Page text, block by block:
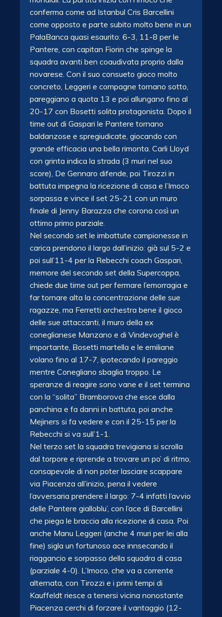
conferma come ad Istanbul Cris Barcellini
come opposto e parte subito molto bene in un
PalaBanca quasi esaurito: 6-3, 11-8 per le
Pantere, con capitan Fiorin che spinge la
squadra avanti ben coaudivata proprio dalla
novarese. Con il suo consueto gioco molto
concreto, Leggeri e compagne tornano sotto,
pareggiano a quota 13 e poi allungano fino al
20-17 con Bosetti solita protagonista. Dopo il
time out di Gaspari le Pantere tornano
baldanzose e spregiudicate, giocando con
grande efficacia una bella rimonta. Carli Lloyd
con grinta indica la strada (3 muri nel suo
score), De Gennaro difende, poi Tirozzi in
battuta impegna la ricezione di casa e l’Imoco
sorpassa e vince il set 25-21 con un muro
finale di Jenny Barazza che corona così un
ottimo primo parziale.
Nel secondo set le imbattute campionesse in
carica prendono il largo dall’inizio: già sul 5-2 e
poi sull’11-4 per la Rebecchi coach Gaspari,
memore del secondo set della Supercoppa,
chiede due time out per fermare l’emorragia e
far tornare alta la concentrazione delle sue
ragazze, ma Ferretti orchestra bene il gioco
delle sue attaccanti, il muro della ex
coneglianese Manzano e di Vindevoghel è
importante, Bosetti martella e le emiliane
volano fino al 17-7, ipotecando il pareggio
mentre Conegliano sbaglia troppo. Le
speranze di reagire sono vane e il set termina
con la “solita” Bramborova che esce dalla
panchina e fa danni in battuta, poi anche
Mejiners si fa vedere e con il 25-15 per la
Rebecchi si va sull’1-1.
Nel terzo set la squadra trevigiana si scrolla
dal torpore e riprende a trovare un po’ di ritmo,
consapevole di non poter lasciare scappare
via Piacenza all’inizio, pena il vedere
l’avversaria prendere il largo: 7-4 infatti l’avvio
delle Pantere gialloblu’, con l’ace di Barcellini
che piega le braccia alla ricezione di casa. Poi
anche Manu Leggeri (anche 4 muri per lei alla
fine) sigla un fortunoso ace innsecando il
riaggancio e sorpasso della squadra di casa
(parziale 4-0). L’Imoco, che va a corrente
alternata, con Tirozzi e i primi tempi di
Kauffeldt riesce a tenersi vicina nonostante
Piacenza cerchi di forzare il vantaggio (12-